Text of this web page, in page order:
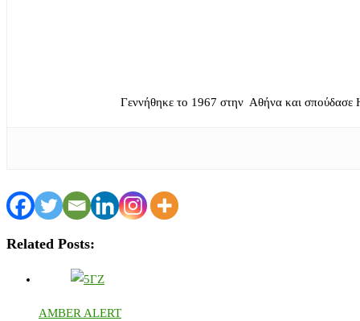
Γεννήθηκε το 1967 στην Αθήνα και σπούδασε
Related Posts:
AMBER ALERT